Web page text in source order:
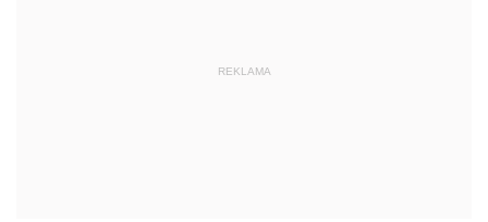
REKLAMA